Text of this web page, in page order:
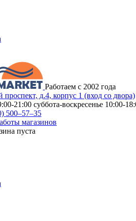
Работаем с 2002 года
д.4, корпус 1 (вход со двора)
21:00 суббота-воскресенье 10:00-
500–57–35
магазинов
пуста